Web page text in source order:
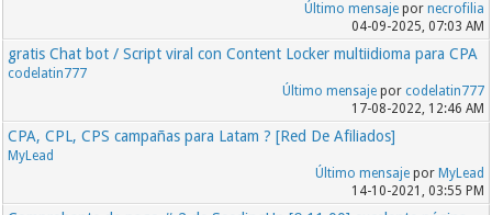
Último mensajepor necrofilia
04-09-2025, 07:03 AM
gratis Chat bot / Script viral con Content Locker multiidioma para CPA
codelatin777
Último mensajepor codelatin777
17-08-2022, 12:46 AM
CPA, CPL, CPS campañas para Latam ? [Red De Afiliados]
MyLead
Último mensajepor MyLead
14-10-2021, 03:55 PM